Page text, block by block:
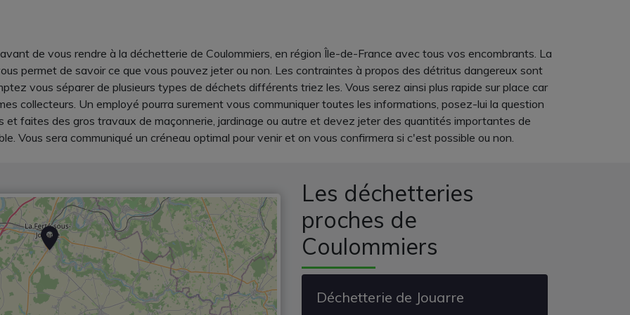
de vous rendre à la déchetterie de Coulommiers, en région Île-de-France avec tous vos encombrants. La
permet de savoir ce que vous pouvez jeter ou non. Les contraintes à propos des détritus dangereux sont
vous séparer de plusieurs types de déchets différents triez les. Vous serez ainsi plus rapide sur place car
collecteurs. Un employé pourra surement vous communiquer toutes les informations, posez-lui la question
et faites des gros travaux de maçonnerie, jardinage ou autre et devez jeter des quantités importantes de
Vous sera communiqué un créneau optimal pour venir et on vous confirmera si c'est possible ou non.
Les déchetteries
proches de
Coulommiers
Déchetterie de Jouarre